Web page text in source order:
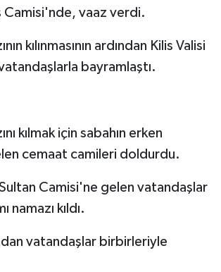
Camisi'nde, vaaz verdi.
kılınmasının ardından Kilis Valisi
bayramlaştı.
kılmak için sabahın erken
cemaat camileri doldurdu.
Camisi'ne gelen vatandaşlar
namazı kıldı.
vatandaşlar birbirleriyle